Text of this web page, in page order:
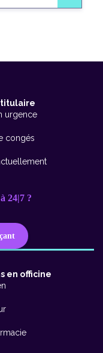
titulaire
urgence
congés
24|7 ?
en officine